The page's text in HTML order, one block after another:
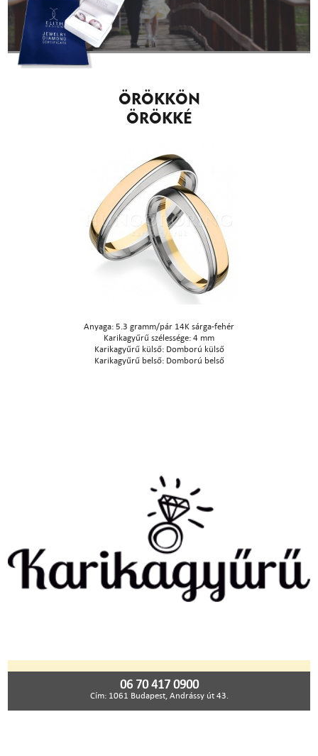
ÖRÖKKÖN
ÖRÖKKÉ
Anyaga: 5.3 gramm/pár 14K sárga-fehér
Karikagyűrű szélessége: 4 mm
Karikagyűrű külső: Domború külső
Karikagyűrű belső: Domború belső
06 70 417 0900
Cím: 1061 Budapest, Andrássy út 43.